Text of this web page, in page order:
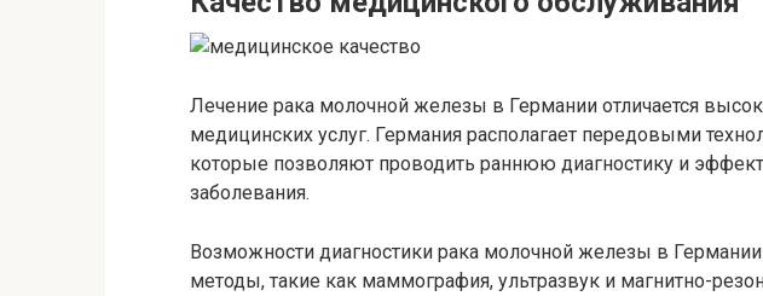
Лечение рака молочной железы в Германии отличается
медицинских услуг. Германия располагает передовыми
которые позволяют проводить раннюю диагностику и
заболевания.
Возможности диагностики рака молочной железы в
методы, такие как маммография, ультразвук и магнитно-